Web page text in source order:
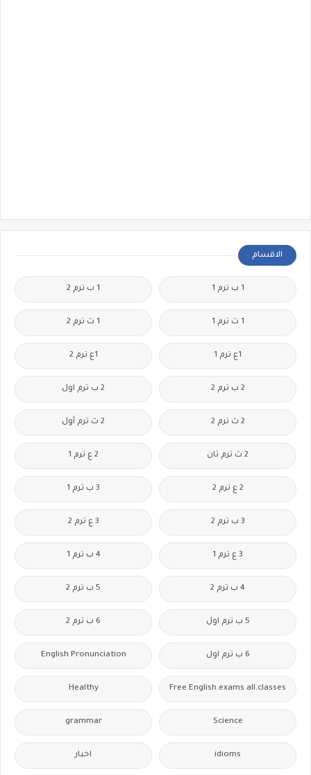
الاقسام
1 ب ترم 1 1 ب ترم 2
1 ث ترم 1 1 ث ترم 2
1ع ترم 1 1ع ترم 2
2 ب ترم 2 2 ب ترم اول
2 ث ترم 2 2 ث ترم أول
2 ث ترم ثان 2 ع ترم 1
2 ع ترم 2 3 ب ترم 1
3 ب ترم 2 3 ع ترم 2
3 ع ترم 1 4 ب ترم 1
4 ب ترم 2 5 ب ترم 2
5 ب ترم اول 6 ب ترم 2
6 ب ترم اول English Pronunciation
Free.English.exams.all.classes
Healthy
Science
grammar
idioms اخبار